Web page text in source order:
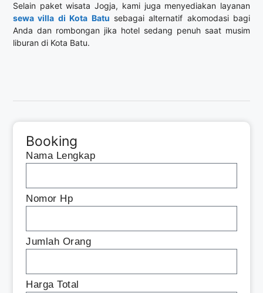
Selain paket wisata Jogja, kami juga menyediakan layanan
sewa villa di Kota Batu sebagai alternatif akomodasi bagi
Anda dan rombongan jika hotel sedang penuh saat musim
liburan di Kota Batu.
Booking
Nama Lengkap
Nomor Hp
Jumlah Orang
Harga Total